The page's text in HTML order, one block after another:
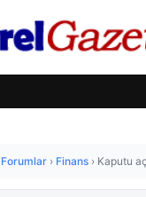
Forumlar › Finans › Kaputu